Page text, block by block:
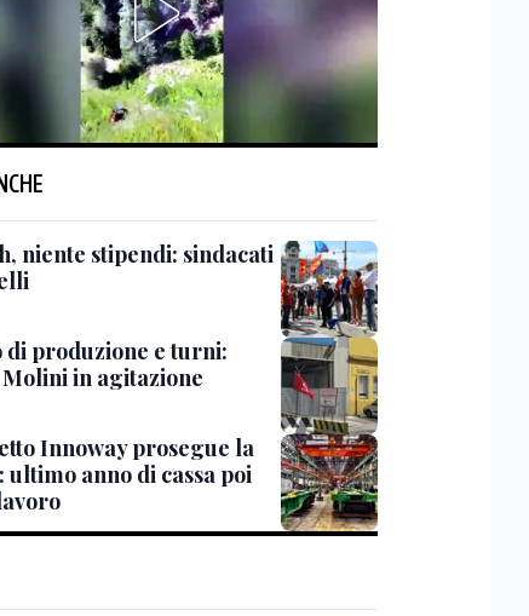
niente stipendi: sindacati
di produzione e turni:
in agitazione
Innoway prosegue la
ultimo anno di cassa poi